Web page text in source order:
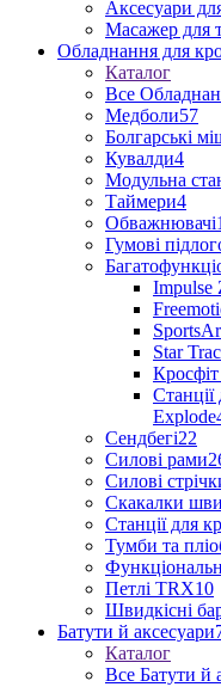
Аксесуари
Масажер для
Обладнання для
Каталог
Все
Медболи57
Болгарські
Кувалди4
Модульна
Таймери4
Обважнювачі
Гумові
Impulse
Star Trac
Explode
Сендбегі22
Силові рами
Силові
Скакалки
Станції для
Тумби та
Петлі TRX10
Швидкісні
Батути й аксесуари
Каталог
Все Батути й